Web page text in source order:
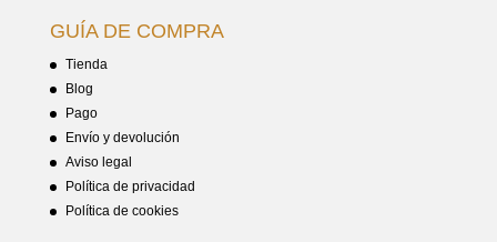
GUÍA DE COMPRA
Tienda
Blog
Pago
Envío y devolución
Aviso legal
Política de privacidad
Política de cookies